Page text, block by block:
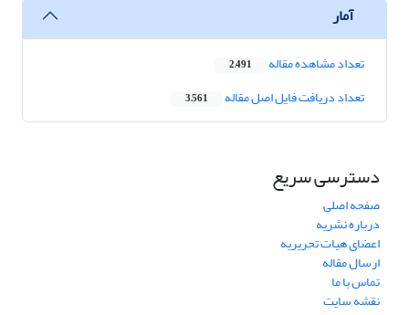
آمار
تعداد مشاهده مقاله 2,491
تعداد دریافت فایل اصل مقاله 3,561
دسترسی سریع
صفحه اصلی
درباره نشریه
اعضای هیات تحریریه
ارسال مقاله
تماس با ما
نقشه سایت